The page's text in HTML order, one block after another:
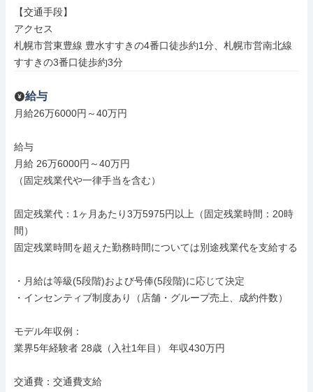
【交通手段】
アクセス
札幌市営東豊線 豊水すすきの4番口徒歩約1分、札幌市営南北線
すすきの3番口徒歩約3分
給与
月給26万6000円～40万円
給与
月給 26万6000円～40万円
（固定残業代や一律手当を含む）
固定残業代：1ヶ月あたり3万5975円以上（固定残業時間：20時
間）
固定残業時間を超えた勤務時間については別途残業代を支給する
・月給は等級(5段階)および号俸(5段階)に応じて決定
・インセンティブ制度あり（店舗・グループ売上、成約件数）
モデル年収例：
業界5年経験者 28歳（入社1年目） 年収430万円
交通費：交通費支給